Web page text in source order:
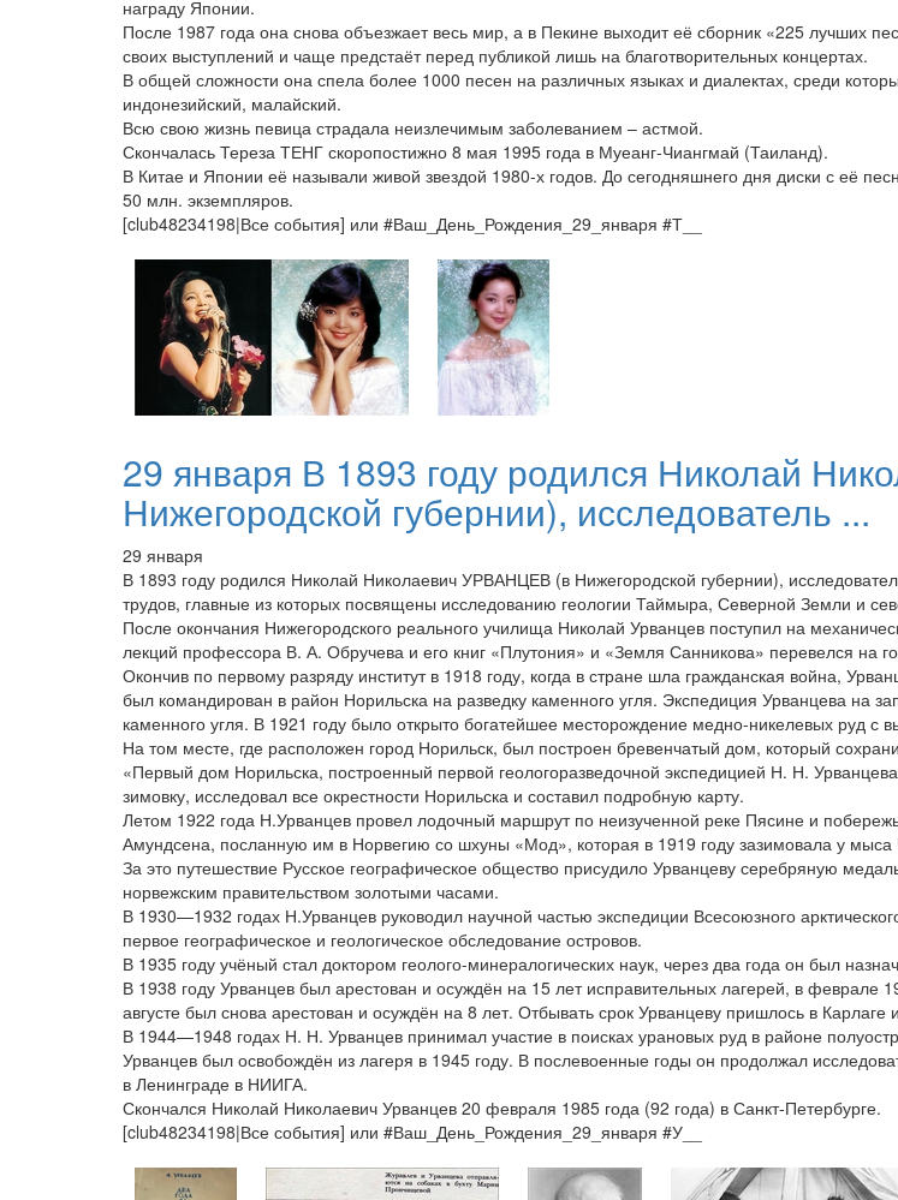
награду Японии.
После 1987 года она снова объезжает весь мир, а в Пекине выходит её сборник «225 лучших
своих выступлений и чаще предстаёт перед публикой лишь на благотворительных концертах.
В общей сложности она спела более 1000 песен на различных языках и диалектах, среди
индонезийский, малайский.
Всю свою жизнь певица страдала неизлечимым заболеванием – астмой.
Скончалась Тереза ТЕНГ скоропостижно 8 мая 1995 года в Муеанг-Чиангмай (Таиланд).
В Китае и Японии её называли живой звездой 1980-х годов. До сегодняшнего дня диски с её
50 млн. экземпляров.
[club48234198|Все события] или #Ваш_День_Рождения_29_января #Т__
29 января В 1893 году родился Николай
Нижегородской губернии), исследователь ...
29 января
В 1893 году родился Николай Николаевич УРВАНЦЕВ (в Нижегородской губернии),
трудов, главные из которых посвящены исследованию геологии Таймыра, Северной Земли и
После окончания Нижегородского реального училища Николай Урванцев поступил на
лекций профессора В. А. Обручева и его книг «Плутония» и «Земля Санникова» перевелся на
Окончив по первому разряду институт в 1918 году, когда в стране шла гражданская война,
был командирован в район Норильска на разведку каменного угля. Экспедиция Урванцева на
каменного угля. В 1921 году было открыто богатейшее месторождение медно-никелевых руд с
На том месте, где расположен город Норильск, был построен бревенчатый дом, который
«Первый дом Норильска, построенный первой геологоразведочной экспедицией Н. Н.
зимовку, исследовал все окрестности Норильска и составил подробную карту.
Летом 1922 года Н.Урванцев провел лодочный маршрут по неизученной реке Пясине и
Амундсена, посланную им в Норвегию со шхуны «Мод», которая в 1919 году зазимовала у мыса
За это путешествие Русское географическое общество присудило Урванцеву серебряную
норвежским правительством золотыми часами.
В 1930—1932 годах Н.Урванцев руководил научной частью экспедиции Всесоюзного
первое географическое и геологическое обследование островов.
В 1935 году учёный стал доктором геолого-минералогических наук, через два года он был
В 1938 году Урванцев был арестован и осуждён на 15 лет исправительных лагерей, в феврале
августе был снова арестован и осуждён на 8 лет. Отбывать срок Урванцеву пришлось в Карлаге
В 1944—1948 годах Н. Н. Урванцев принимал участие в поисках урановых руд в районе
Урванцев был освобождён из лагеря в 1945 году. В послевоенные годы он продолжал
в Ленинграде в НИИГА.
Скончался Николай Николаевич Урванцев 20 февраля 1985 года (92 года) в Санкт-Петербурге.
[club48234198|Все события] или #Ваш_День_Рождения_29_января #У__